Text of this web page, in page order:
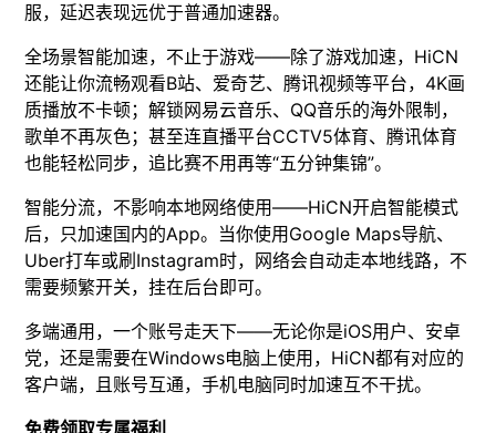
服，延迟表现远优于普通加速器。
全场景智能加速，不止于游戏——除了游戏加速，HiCN
还能让你流畅观看B站、爱奇艺、腾讯视频等平台，4K画
质播放不卡顿；解锁网易云音乐、QQ音乐的海外限制，
歌单不再灰色；甚至连直播平台CCTV5体育、腾讯体育
也能轻松同步，追比赛不用再等“五分钟集锦”。
智能分流，不影响本地网络使用——HiCN开启智能模式
后，只加速国内的App。当你使用Google Maps导航、
Uber打车或刷Instagram时，网络会自动走本地线路，不
需要频繁开关，挂在后台即可。
多端通用，一个账号走天下——无论你是iOS用户、安卓
党，还是需要在Windows电脑上使用，HiCN都有对应的
客户端，且账号互通，手机电脑同时加速互不干扰。
免费领取专属福利